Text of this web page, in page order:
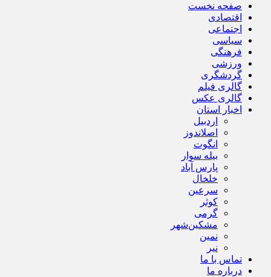
صفحه نخست
اقتصادی
اجتماعی
سیاسی
فرهنگی
ورزشی
گردشگری
گالری فیلم
گالری عکس
اخبار استان
اردبیل
اصلاندوز
انگوت
بیله سوار
پارس آباد
خلخال
سرعین
کوثر
گرمی
مشکین‌شهر
نمین
نیر
تماس با ما
درباره ما